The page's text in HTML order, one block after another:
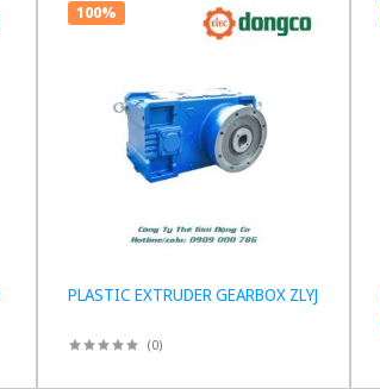
100%
PLASTIC EXTRUDER GEARBOX ZLYJ
(0)